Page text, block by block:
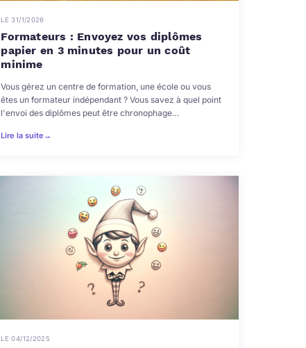
LE 31/1/2026
Formateurs : Envoyez vos diplômes
papier en 3 minutes pour un coût
minime
Vous gérez un centre de formation, une école ou vous
êtes un formateur indépendant ? Vous savez à quel point
l'envoi des diplômes peut être chronophage…
Lire la suite →
LE 04/12/2025